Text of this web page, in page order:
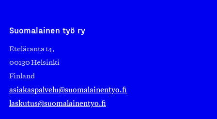
Suomalainen työ ry
Eteläranta 14,
00130 Helsinki
Finland
asiakaspalvelu@suomalainentyo.fi
laskutus@suomalainentyo.fi